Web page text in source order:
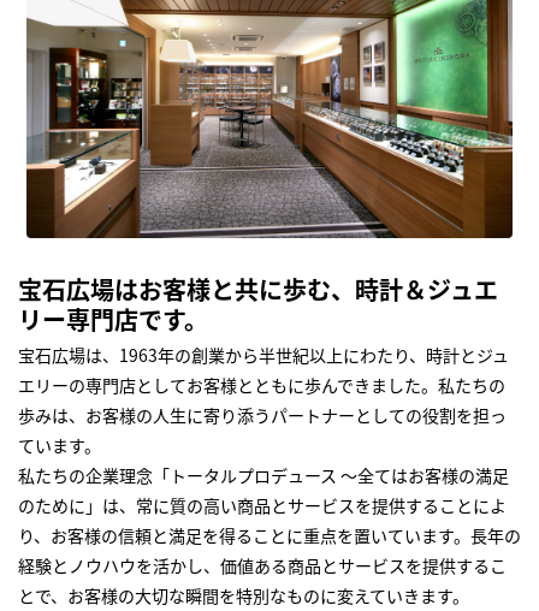
宝石広場はお客様と共に歩む、時計＆ジュエ
リー専門店です。
宝石広場は、1963年の創業から半世紀以上にわたり、時計とジュ
エリーの専門店としてお客様とともに歩んできました。私たちの
歩みは、お客様の人生に寄り添うパートナーとしての役割を担っ
ています。
私たちの企業理念「トータルプロデュース ～全てはお客様の満足
のために」は、常に質の高い商品とサービスを提供することによ
り、お客様の信頼と満足を得ることに重点を置いています。長年の
経験とノウハウを活かし、価値ある商品とサービスを提供するこ
とで、お客様の大切な瞬間を特別なものに変えていきます。